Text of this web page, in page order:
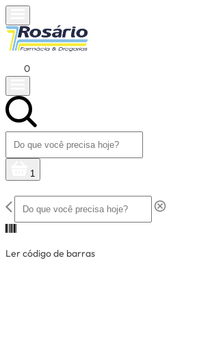
0
1
Ler código de barras